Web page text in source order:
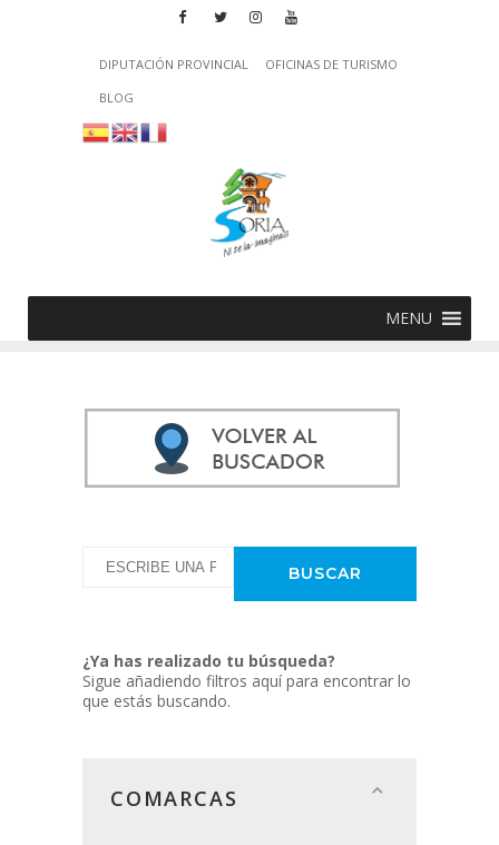
DIPUTACIÓN PROVINCIAL
OFICINAS DE TURISMO
BLOG
MENU
¿Ya has realizado tu búsqueda?
Sigue añadiendo filtros aquí para encontrar lo
que estás buscando.
COMARCAS